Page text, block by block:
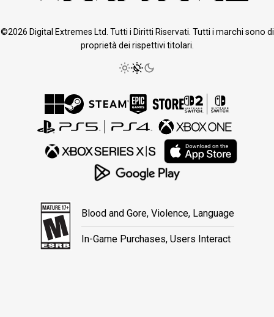
©2026 Digital Extremes Ltd. Tutti i Diritti Riservati. Tutti i marchi sono di
proprietà dei rispettivi titolari.
Blood and Gore, Violence, Language
In-Game Purchases, Users Interact